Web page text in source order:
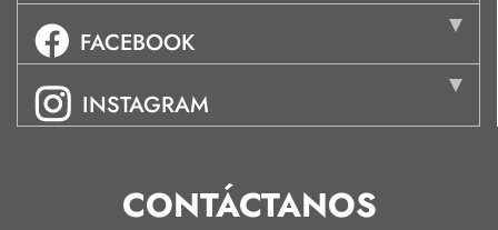
FACEBOOK
INSTAGRAM
CONTÁCTANOS